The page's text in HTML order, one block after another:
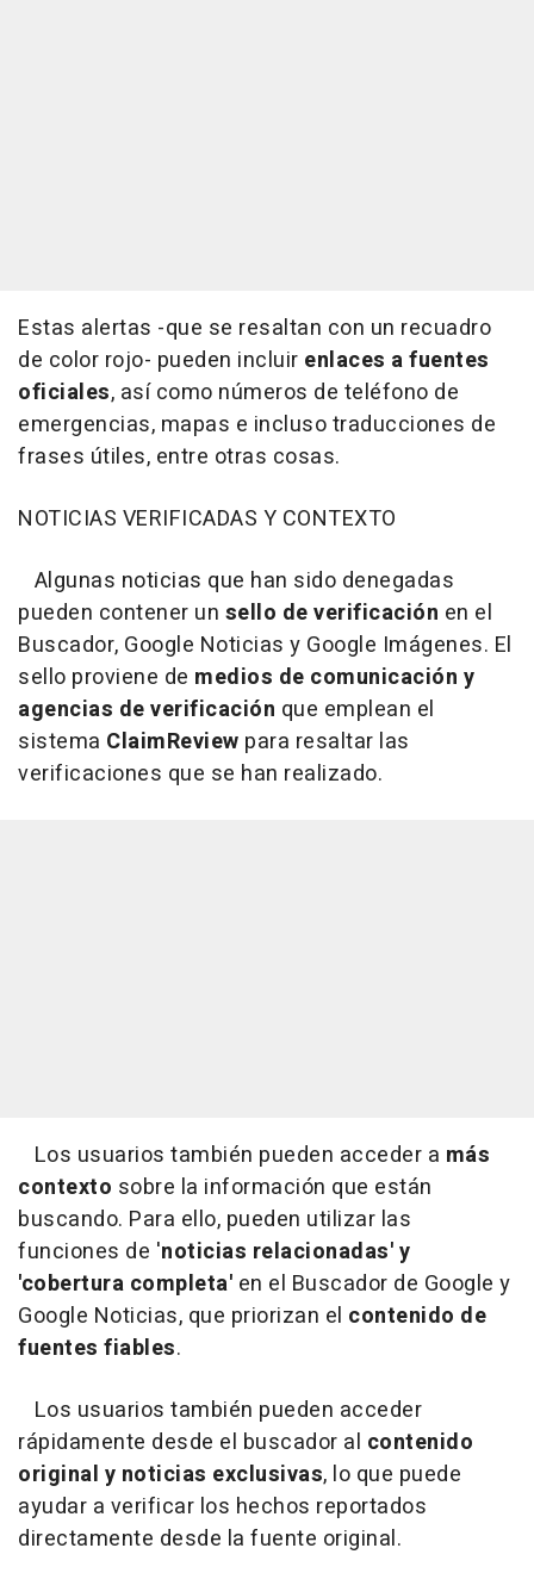
Estas alertas -que se resaltan con un recuadro
de color rojo- pueden incluir enlaces a fuentes
oficiales, así como números de teléfono de
emergencias, mapas e incluso traducciones de
frases útiles, entre otras cosas.
NOTICIAS VERIFICADAS Y CONTEXTO
Algunas noticias que han sido denegadas
pueden contener un sello de verificación en el
Buscador, Google Noticias y Google Imágenes. El
sello proviene de medios de comunicación y
agencias de verificación que emplean el
sistema ClaimReview para resaltar las
verificaciones que se han realizado.
Los usuarios también pueden acceder a más
contexto sobre la información que están
buscando. Para ello, pueden utilizar las
funciones de 'noticias relacionadas' y
'cobertura completa' en el Buscador de Google y
Google Noticias, que priorizan el contenido de
fuentes fiables.
Los usuarios también pueden acceder
rápidamente desde el buscador al contenido
original y noticias exclusivas, lo que puede
ayudar a verificar los hechos reportados
directamente desde la fuente original.